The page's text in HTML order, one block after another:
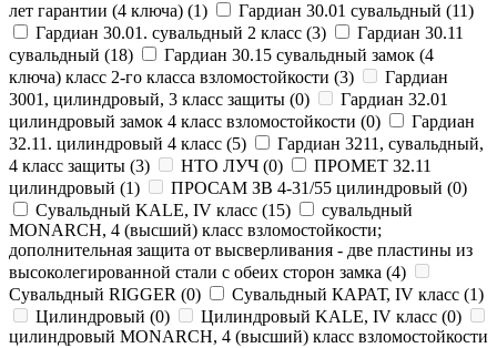
лет гарантии (4 ключа) (1) Гардиан 30.01 сувальдный (11)
Гардиан 30.01. сувальдный 2 класс (3)
Гардиан 30.11
сувальдный (18)
Гардиан 30.15 сувальдный замок (4
ключа) класс 2-го класса взломостойкости (3)
Гардиан
3001, цилиндровый, 3 класс защиты (0)
Гардиан 32.01
цилиндровый замок 4 класс взломостойкости (0)
Гардиан
32.11. цилиндровый 4 класс (5)
Гардиан 3211, сувальдный,
4 класс защиты (3) НТО ЛУЧ (0)
ПРОМЕТ 32.11
цилиндровый (1) ПРОСАМ ЗВ 4-31/55 цилиндровый (0)
Сувальдный KALE, IV класс (15)
сувальдный
MONARCH, 4 (высший) класс взломостойкости;
дополнительная защита от высверливания - две пластины из
высоколегированной стали с обеих сторон замка (4)
Сувальдный RIGGER (0) Сувальдный КАРАТ, IV класс (1)
Цилиндровый (0) Цилиндровый KALE, IV класс (0)
цилиндровый MONARCH, 4 (высший) класс взломостойкости